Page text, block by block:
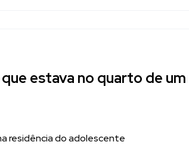
estava no quarto de um
residência do adolescente